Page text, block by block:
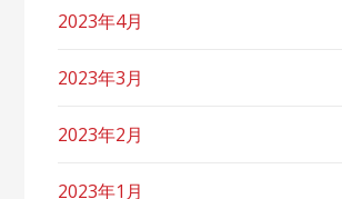
2023年4月
2023年3月
2023年2月
2023年1月